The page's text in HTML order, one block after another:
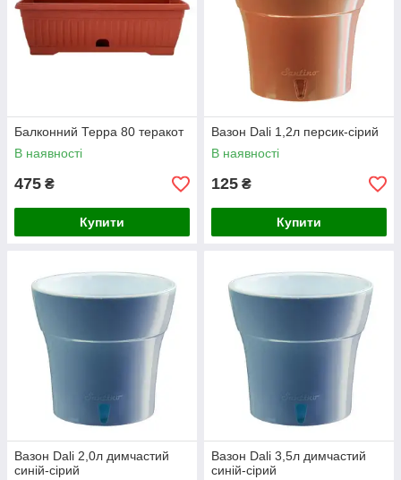
Балконний Терра 80 теракот
В наявності
475 ₴
Купити
Вазон Dali 1,2л персик-сірий
В наявності
125 ₴
Купити
Вазон Dali 2,0л димчастий
синій-сірий
Вазон Dali 3,5л димчастий
синій-сірий